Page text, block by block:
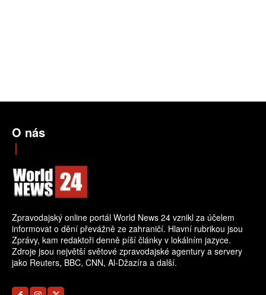
O nás
Zpravodajský online portál World News 24 vznikl za účelem
informovat o dění převážně ze zahraničí. Hlavní rubrikou jsou
Zprávy, kam redaktoři denně píší články v lokálním jazyce.
Zdroje jsou největší světové zpravodajské agentury a servery
jako Reuters, BBC, CNN, Al-Džazíra a další.